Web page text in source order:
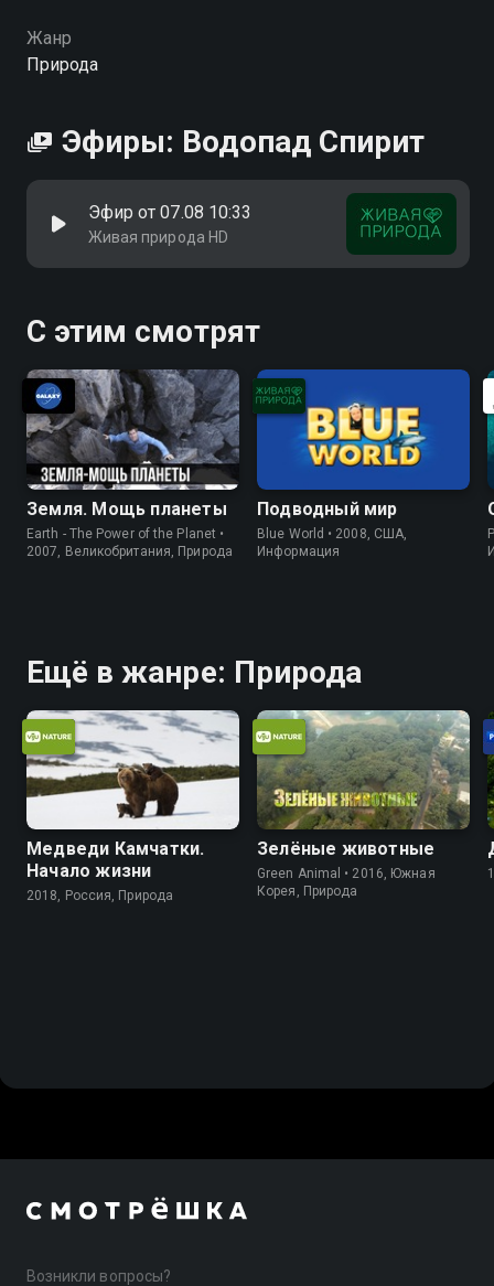
Жанр
Природа
Эфиры: Водопад Спирит
Эфир от 07.08 10:33
Живая природа HD
С этим смотрят
Земля. Мощь планеты
Earth - The Power of the Planet •
2007, Великобритания, Природа
Подводный мир
Blue World • 2008, США,
Информация
Ещё в жанре: Природа
Медведи Камчатки.
Начало жизни
2018, Россия, Природа
Зелёные животные
Green Animal • 2016, Южная
Корея, Природа
Возникли вопросы?